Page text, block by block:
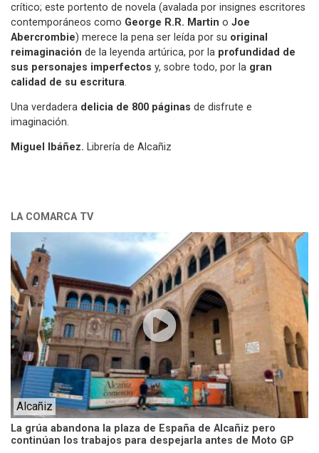
crítico; este portento de novela (avalada por insignes escritores
contemporáneos como George R.R. Martin o Joe
Abercrombie) merece la pena ser leída por su original
reimaginación de la leyenda artúrica, por la profundidad de
sus personajes imperfectos y, sobre todo, por la gran
calidad de su escritura.
Una verdadera delicia de 800 páginas de disfrute e
imaginación.
Miguel Ibáñez. Librería de Alcañiz
LA COMARCA TV
La grúa abandona la plaza de España de Alcañiz pero
continúan los trabajos para despejarla antes de Moto GP
Alcañiz